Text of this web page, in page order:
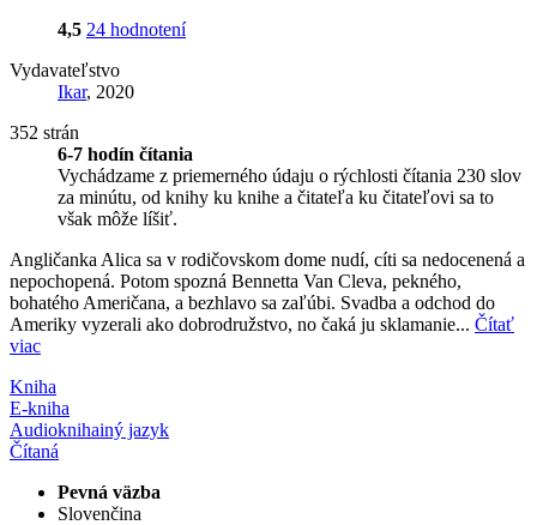
4,5 24 hodnotení
Vydavateľstvo
Ikar, 2020
352 strán
6-7 hodín čítania
Vychádzame z priemerného údaju o rýchlosti čítania 230 slov
za minútu, od knihy ku knihe a čitateľa ku čitateľovi sa to
však môže líšiť.
Angličanka Alica sa v rodičovskom dome nudí, cíti sa nedocenená a
nepochopená. Potom spozná Bennetta Van Cleva, pekného,
bohatého Američana, a bezhlavo sa zaľúbi. Svadba a odchod do
Ameriky vyzerali ako dobrodružstvo, no čaká ju sklamanie... Čítať
viac
Kniha
E-kniha
Audioknihainý jazyk
Čítaná
Pevná väzba
Slovenčina